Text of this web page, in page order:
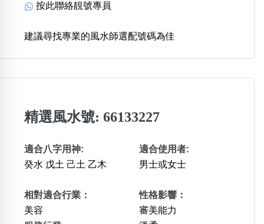
按此聯絡靚號專員
建議尋找專業的風水師選配號碼為佳
精選風水號: 66133227
適合八字用神:
癸水 戊土 己土 乙木
適合使用者:
男士或女士
相對適合行業：
美容
性格影響：
審美能力